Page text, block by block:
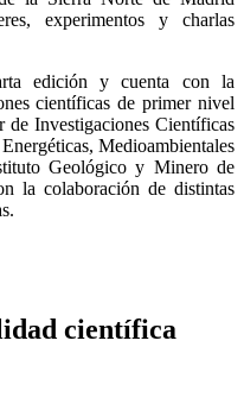
experimentos y charlas
edición y cuenta con la
científicas de primer nivel
de Investigaciones Científicas
Medioambientales
Geológico y Minero de
la colaboración de distintas
científica